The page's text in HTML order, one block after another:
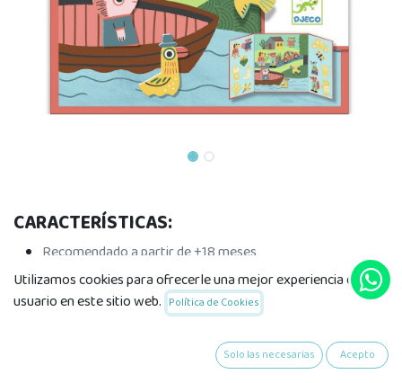
CARACTERÍSTICAS:
Recomendado a partir de +18 meses
Incluye 1 escenario y 1 lámina con 14 adhesivos de
animales.
Dimensiones del embalaje: 22 x 23 x 0,7cm.
Utilizamos cookies para ofrecerle una mejor experiencia de
usuario en este sitio web. Política de Cookies
Solo las necesarias Acepto